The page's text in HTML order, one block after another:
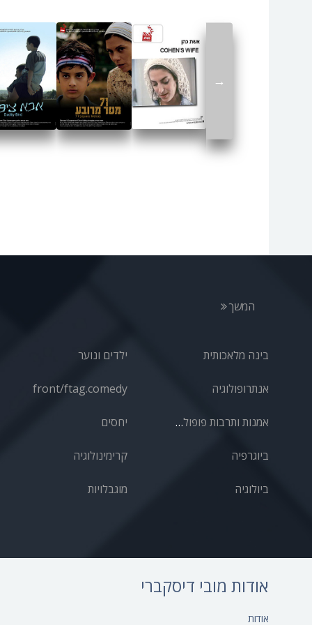
→
המשך
בינה מלאכותית
אנתרופולוגיה
אמנות ותרבות פופולרית
ביוגרפיה
ביולוגיה
ילדים ונוער
front/ftag.comedy
יחסים
קרימינולוגיה
מוגבלויות
אודות מובי דיסקברי
אודות‎